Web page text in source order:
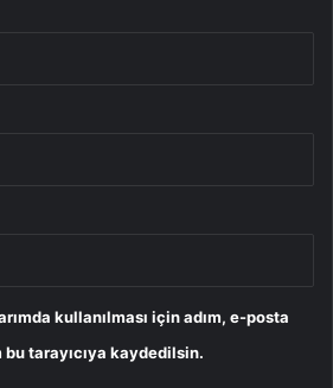
kullanılması için adım, e-posta
tarayıcıya kaydedilsin.